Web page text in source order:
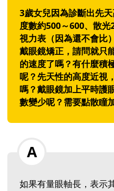
3歲女兒因為診斷出先
度數約500～600、散
視力表（因為還不會比
戴眼鏡矯正，請問就只
的速度了嗎？有什麼積
呢？先天性的高度近視
嗎？戴眼鏡加上平時護
數變少呢？需要點散瞳
如果有量眼軸長，表示